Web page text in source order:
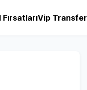
Vip Transfer